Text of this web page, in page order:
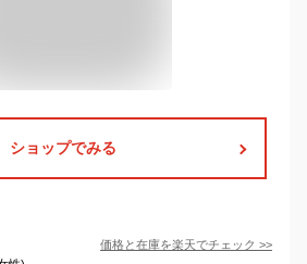
ショップでみる
価格と在庫を楽天でチェック >>